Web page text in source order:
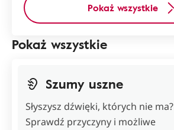
Pokaż wszystkie
Pokaż wszystkie
Szumy uszne
Słyszysz dźwięki, których nie ma?
Sprawdź przyczyny i możliwe